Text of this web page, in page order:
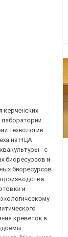
керченских
технологий
на НЦА
- с
биоресурсов и
биоресурсов
и
креветок в